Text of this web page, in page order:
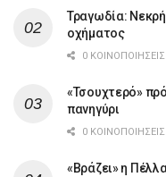
Τραγωδία:
οχήματος
0 ΚΟΙΝΟΠΟΙΉΣΕΙΣ
«Τσουχτερό»
πανηγύρι
0 ΚΟΙΝΟΠΟΙΉΣΕΙΣ
«Βράζει» η